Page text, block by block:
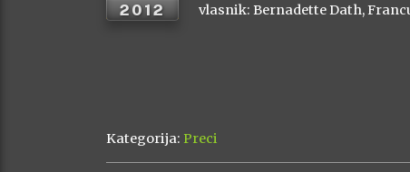
2012 vlasnik: Bernadette Dath,
Kategorija: Preci